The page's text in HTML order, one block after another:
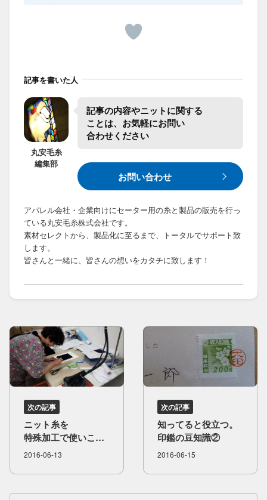
記事を書いた人
丸安毛糸
編集部
記事の​内容や​ニットに​関する​
ことは、​お気軽に​お問い​
合わせください
お問い合わせ
アパレル会社・企業向けにセーター用の糸と製品の販売を行っ
ている丸安毛糸株式会社です。
素材セレクトから、製品化に至るまで、トータルでサポート致
します。
皆さんと一緒に、皆さんの想いをカタチに致します！
次の記事
ニット糸を​
特殊加工で​使いこな​
そう​
2016-06-13
次の記事
知ってると​役立つ。​
印鑑の​豆知識②
2016-06-15